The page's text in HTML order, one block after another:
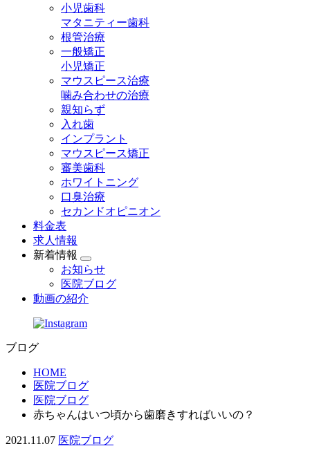
小児歯科
マタニティー歯科
根管治療
一般矯正
小児矯正
マウスピース治療
噛み合わせの治療
親知らず
入れ歯
インプラント
マウスピース矯正
審美歯科
ホワイトニング
口臭治療
セカンドオピニオン
料金表
求人情報
新着情報
お知らせ
医院ブログ
動画の紹介
ブログ
HOME
医院ブログ
医院ブログ
赤ちゃんはいつ頃から歯磨きすればいいの？
2021.11.07 医院ブログ